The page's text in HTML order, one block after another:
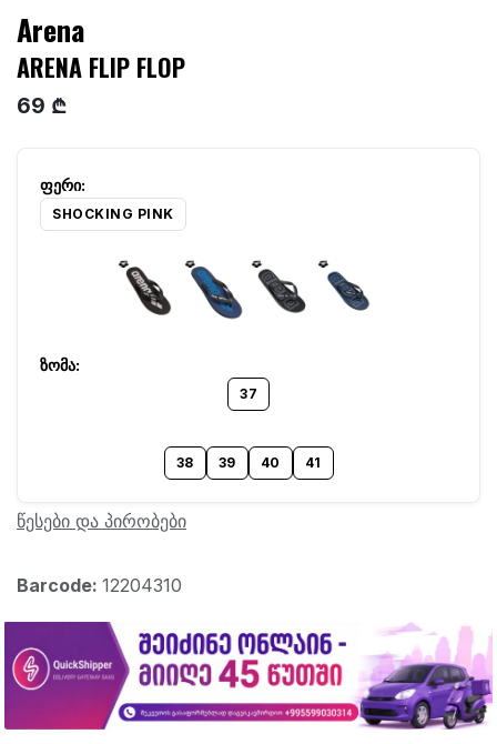
Arena
ARENA FLIP FLOP
69 ₾
SHOCKING PINK
37
38 39 40 41
წესები და პირობები
Barcode: 12204310